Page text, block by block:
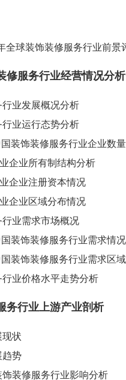
球装饰装修服务行业前景
修服务行业经营情况分析
业发展概况分析
业运行态势分析
装饰装修服务行业企业数
企业所有制结构分析
企业注册资本情况
企业区域分布情况
业需求市场概况
装饰装修服务行业需求情况
装饰装修服务行业需求区
业价格水平走势分析
务行业上游产业剖析
状
趋势
装修服务行业影响分析